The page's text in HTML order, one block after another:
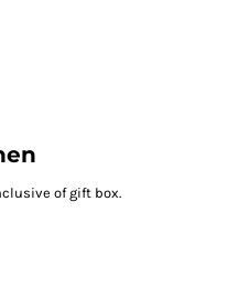
of gift box.